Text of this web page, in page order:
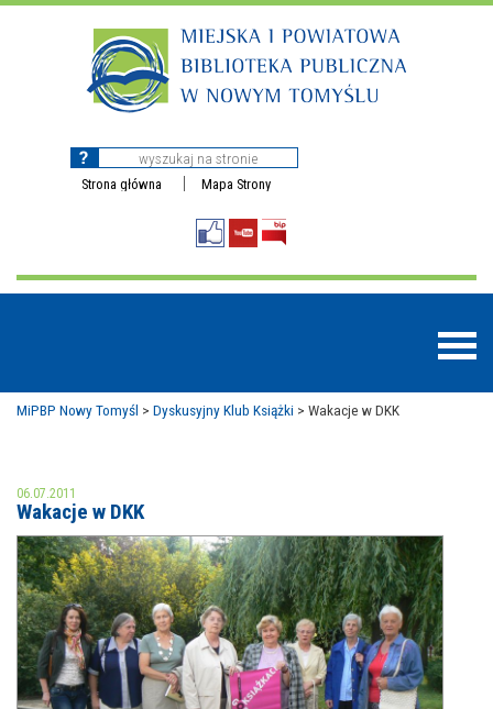
Strona główna Mapa Strony
MOJE KONTO
AKTUALNOŚCI
NAJBLIŻSZE WYDARZENIA
WYDARZENIA BIEŻĄCE
NASZA OFERTA
STREFA WIEDZY O REGIONIE
MiPBP Nowy Tomyśl > Dyskusyjny Klub Książki > Wakacje w DKK
06.07.2011
Wakacje w DKK